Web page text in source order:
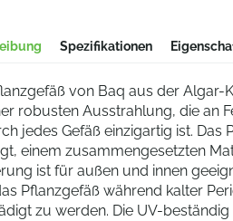
Spezifikationen
von Baq aus der
robusten Ausstrahlung, die an
jedes Gefäß einzigartig ist.
einem zusammengesetzten
ist für außen und innen
Pflanzgefäß während kalter
zu werden. Die UV-